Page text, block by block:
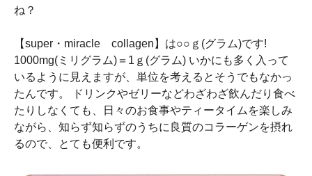
ね？
【super・miracle collagen】は○○ｇ(グラム)です!
1000mg(ミリグラム)＝1ｇ(グラム) いかにも多く入って
いるように見えますが、単位を考えるとそうでもなかっ
たんです。 ドリンクやゼリーなどわざわざ飲んだり食べ
たりしなくても、日々のお食事やティータイムを楽しみ
ながら、知らず知らずのうちに良質のコラーゲンを摂れ
るので、とても便利です。